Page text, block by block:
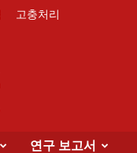
고충처리
연구 보고서